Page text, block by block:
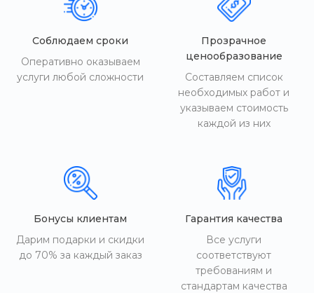
Соблюдаем сроки
Оперативно оказываем
услуги любой сложности
Прозрачное
ценообразование
Составляем список
необходимых работ и
указываем стоимость
каждой из них
Бонусы клиентам
Дарим подарки и скидки
до 70% за каждый заказ
Гарантия качества
Все услуги
соответствуют
требованиям и
стандартам качества